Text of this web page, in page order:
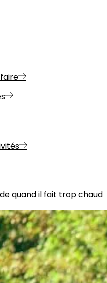
quand il fait trop chaud